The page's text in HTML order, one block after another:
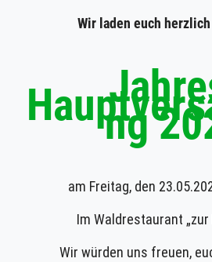
Wir laden euch
ng
am Freitag, den
Im Waldrestaurant „zur
Wir würden uns freuen,